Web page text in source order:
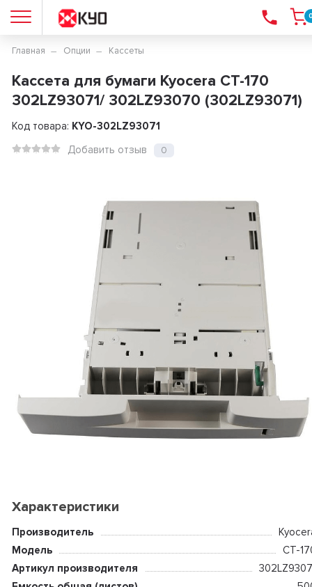
Главная Опции Кассеты
Кассета для бумаги Kyocera CT-170
302LZ93071/ 302LZ93070 (302LZ93071)
Код товара: KYO-302LZ93071
Добавить отзыв
0
Характеристики
Производитель
Модель
CT-
Артикул производителя